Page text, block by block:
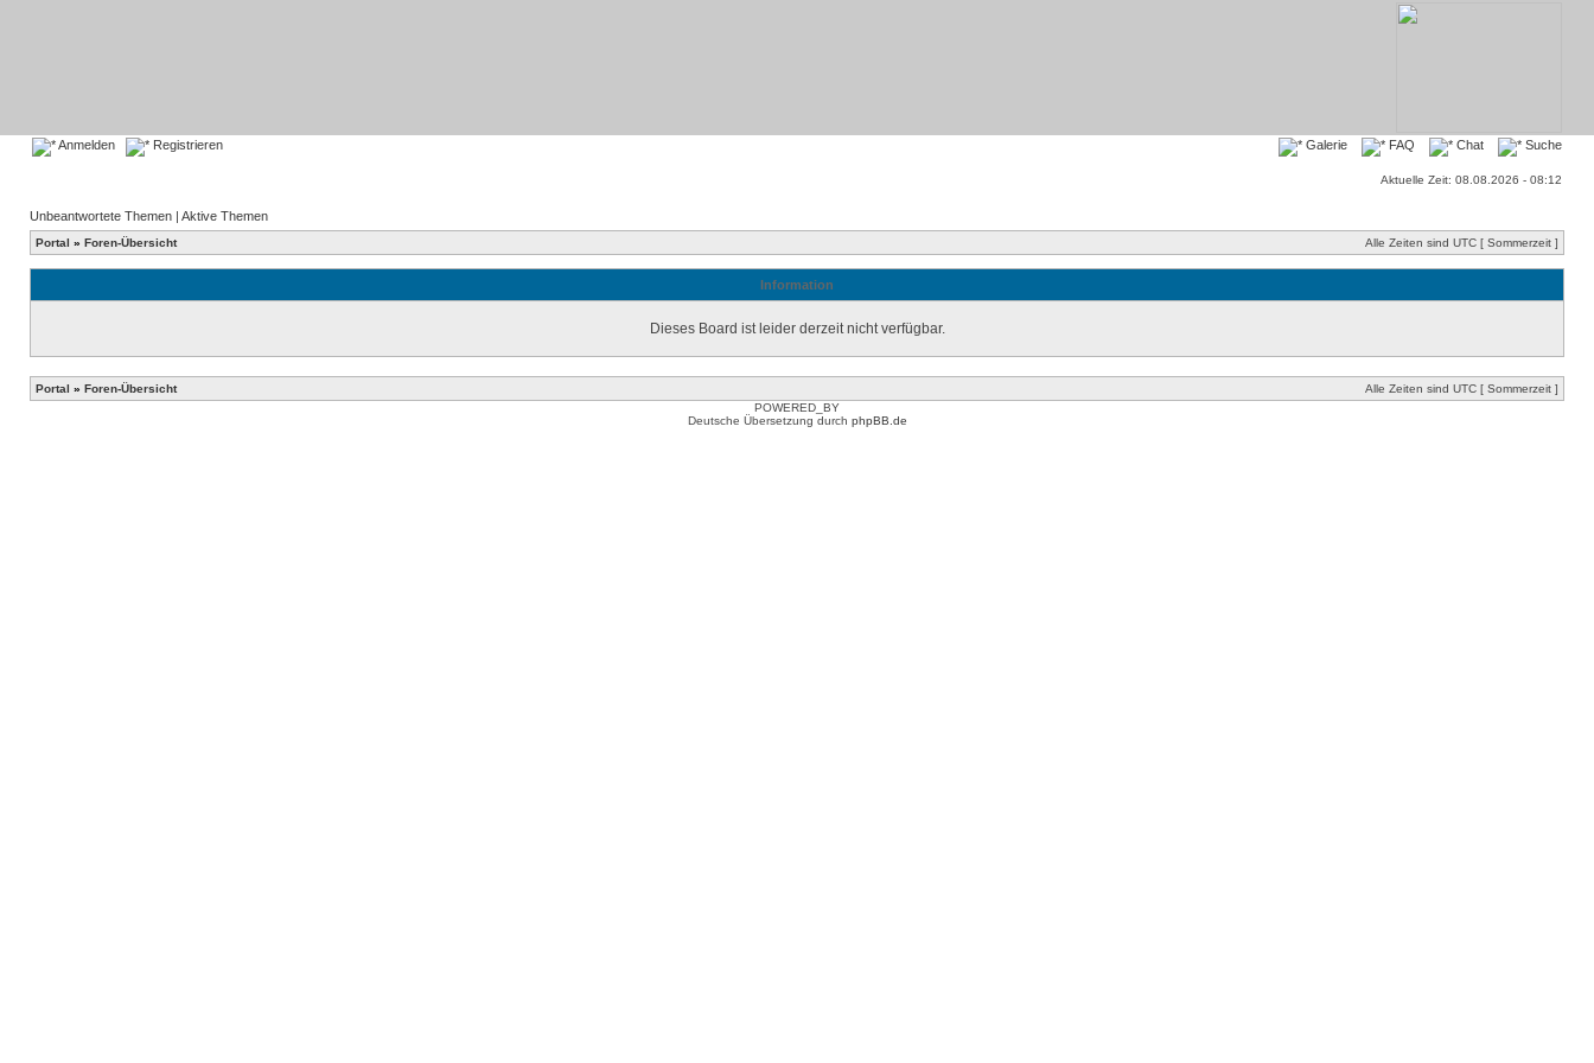
Anmelden Registrieren Galerie FAQ Chat Suche
Aktuelle Zeit: 08.08.2026 - 08:12
Unbeantwortete Themen | Aktive Themen
Portal » Foren-Übersicht Alle Zeiten sind UTC [ Sommerzeit ]
Information
Dieses Board ist leider derzeit nicht verfügbar.
Portal » Foren-Übersicht
Alle Zeiten sind UTC [ Sommerzeit ]
POWERED_BY
Deutsche Übersetzung durch phpBB.de